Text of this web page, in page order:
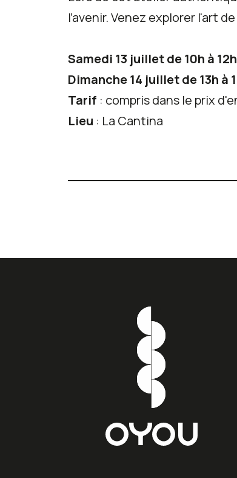
l’avenir. Venez explorer l'art
Samedi 13 juillet de 10h à
Dimanche 14 juillet de 13h à
Tarif : compris dans le prix
Lieu : La Cantina